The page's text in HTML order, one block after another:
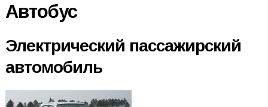
Автобус
Электрический пассажирский
автомобиль